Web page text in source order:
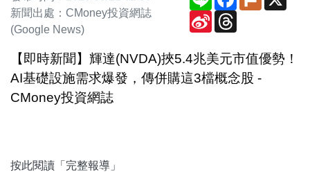
新聞出處：CMoney投資網誌
(Google News)
Sina
Weibo
Threads
【即時新聞】輝達(NVDA)挾5.4兆美元市值優勢！
AI基礎設施需求爆發，傳併購這3檔概念股 -
CMoney投資網誌
按此閱讀「完整報導」